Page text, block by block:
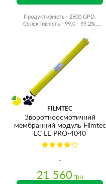
Продуктивність - 2500 GPD,
Селективність - 99,0 - 99,2%,
FILMTEC
Зворотноосмотичний
мембранний модуль Filmteс
LC LE PRO-4040
21 560 грн